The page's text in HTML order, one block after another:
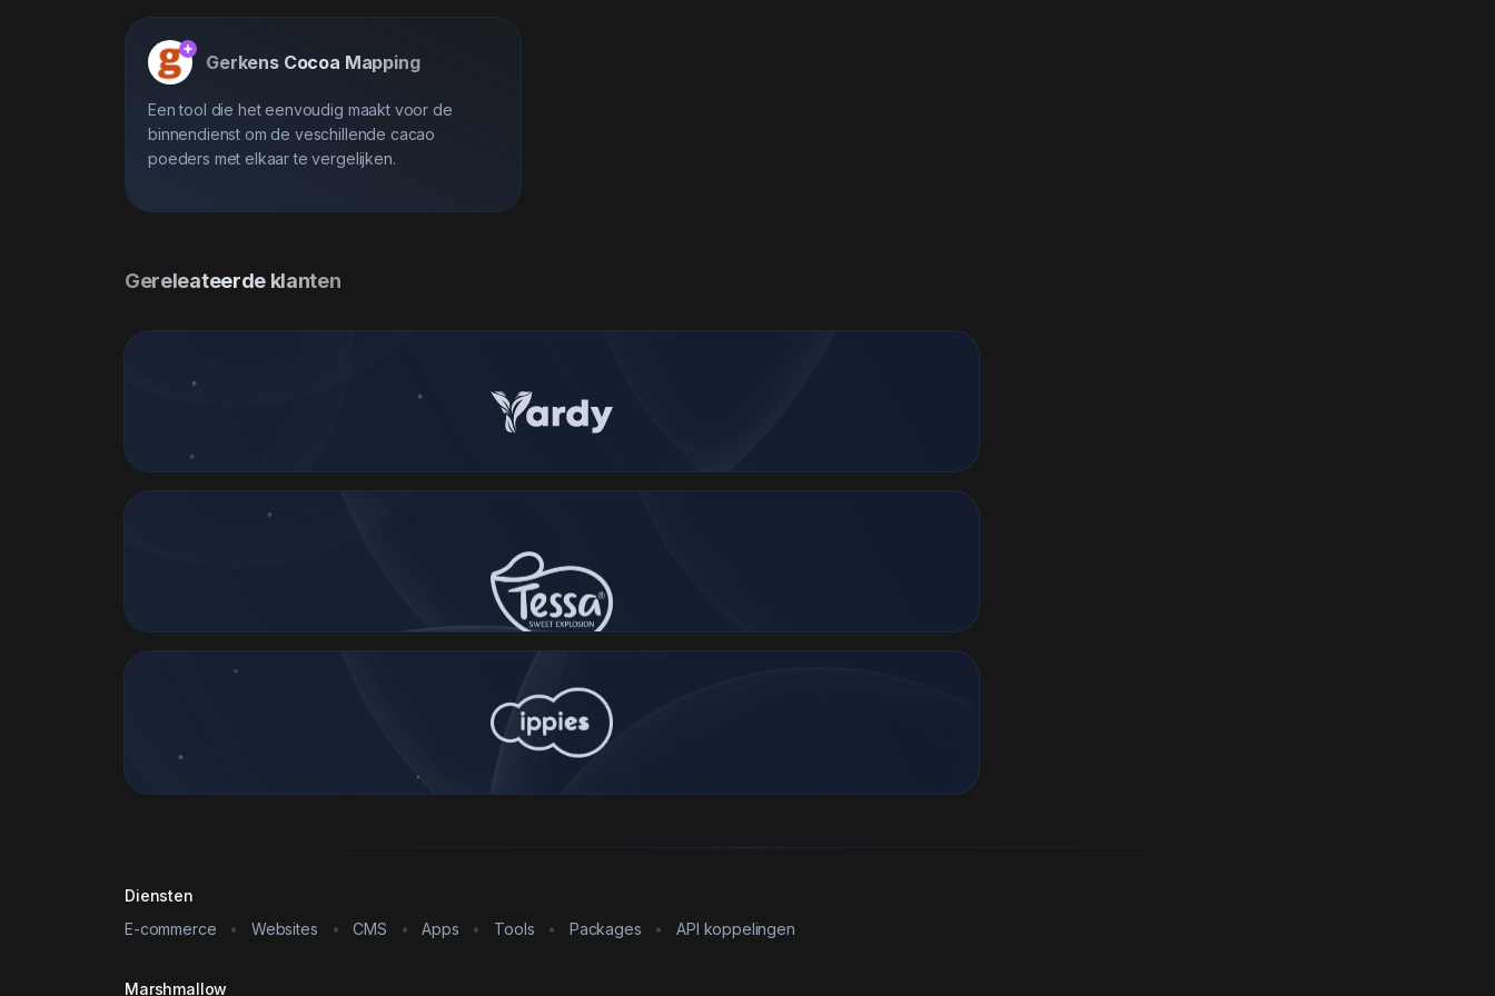
Gerkens Cocoa Mapping
Een tool die het eenvoudig maakt voor de
binnendienst om de veschillende cacao
poeders met elkaar te vergelijken.
Gereleateerde klanten
Diensten
E-commerce
• Websites • CMS • Apps • Tools • Packages • API koppelingen
Marshmallow